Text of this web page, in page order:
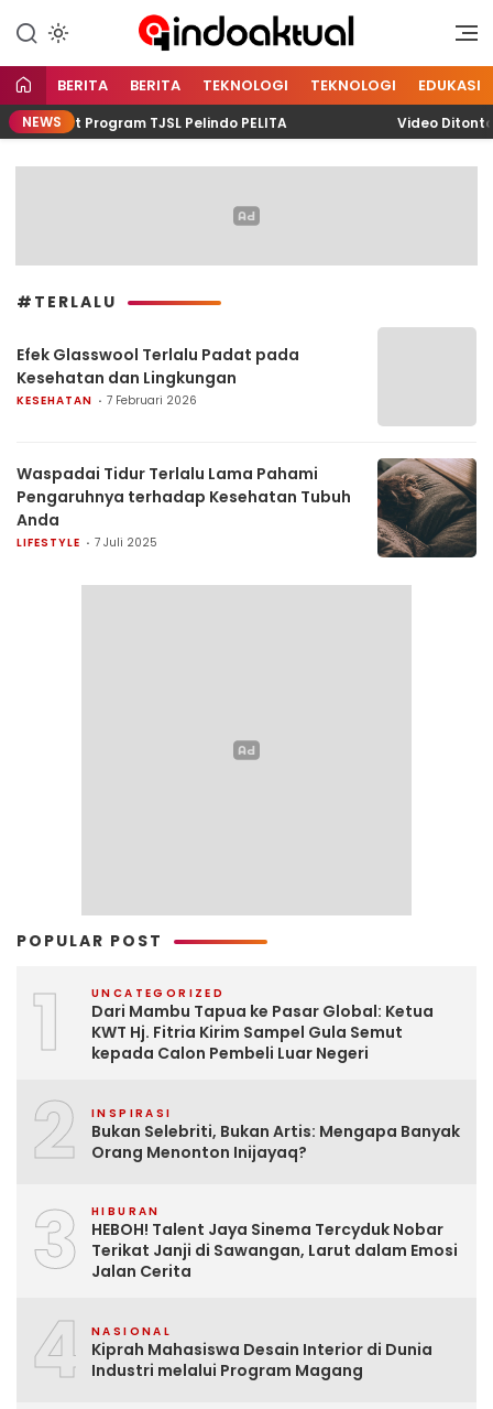
Indoaktual
Indonesia Aktual
BERITA BERITA TEKNOLOGI TEKNOLOGI EDUKASI
NEWS
Lewat Program TJSL Pelindo PELITA Video
#TERLALU
Efek Glasswool Terlalu Padat pada
Kesehatan dan Lingkungan
KESEHATAN 7 Februari 2026
Waspadai Tidur Terlalu Lama Pahami
Pengaruhnya terhadap Kesehatan Tubuh
Anda
LIFESTYLE 7 Juli 2025
POPULAR POST
1 UNCATEGORIZED
Dari Mambu Tapua ke Pasar Global: Ketua
KWT Hj. Fitria Kirim Sampel Gula Semut
kepada Calon Pembeli Luar Negeri
2 INSPIRASI
Bukan Selebriti, Bukan Artis: Mengapa Banyak
Orang Menonton Inijayaq?
3 HIBURAN
HEBOH! Talent Jaya Sinema Tercyduk Nobar
Terikat Janji di Sawangan, Larut dalam Emosi
Jalan Cerita
4 NASIONAL
Kiprah Mahasiswa Desain Interior di Dunia
Industri melalui Program Magang